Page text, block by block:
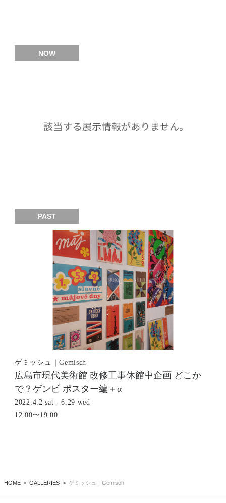
NOW
PAST
ゲミッシュ｜Gemisch
広島市現代美術館 改修工事休館中企画 どこか
で？ゲンビ ポスター編＋α
2022.4.2 sat - 6.29 wed
12:00〜19:00
HOME GALLERIES ゲミッシュ｜Gemisch